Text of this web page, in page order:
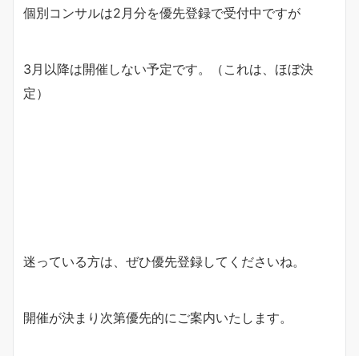
個別コンサルは2月分を優先登録で受付中ですが
3月以降は開催しない予定です。（これは、ほぼ決
定）
迷っている方は、ぜひ優先登録してくださいね。
開催が決まり次第優先的にご案内いたします。